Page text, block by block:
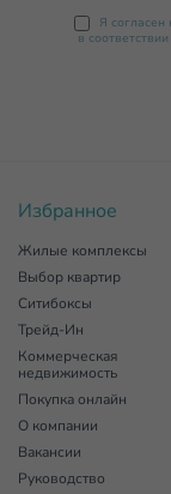
Я согласен
в соответствии
Избранное
Жилые комплексы
Выбор квартир
Ситибоксы
Трейд-Ин
Коммерческая
недвижимость
Покупка онлайн
О компании
Вакансии
Руководство